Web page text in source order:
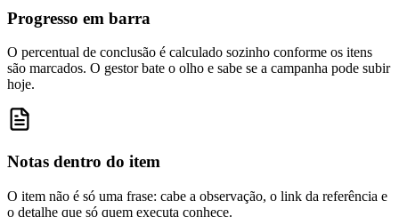
Progresso em barra
O percentual de conclusão é calculado sozinho conforme os itens
são marcados. O gestor bate o olho e sabe se a campanha pode subir
hoje.
Notas dentro do item
O item não é só uma frase: cabe a observação, o link da referência e
o detalhe que só quem executa conhece.